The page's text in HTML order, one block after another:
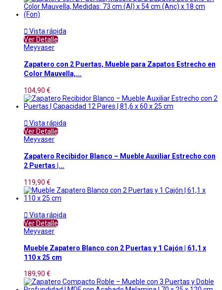
 Vista rápida
Ver Detalle
Meyvaser
Zapatero con 2 Puertas, Mueble para Zapatos Estrecho en
Color Mauvella,...
104,90 €
 Vista rápida
Ver Detalle
Meyvaser
Zapatero Recibidor Blanco – Mueble Auxiliar Estrecho con
2 Puertas |...
119,90 €
 Vista rápida
Ver Detalle
Meyvaser
Mueble Zapatero Blanco con 2 Puertas y 1 Cajón | 61,1 x
110 x 25 cm
189,90 €